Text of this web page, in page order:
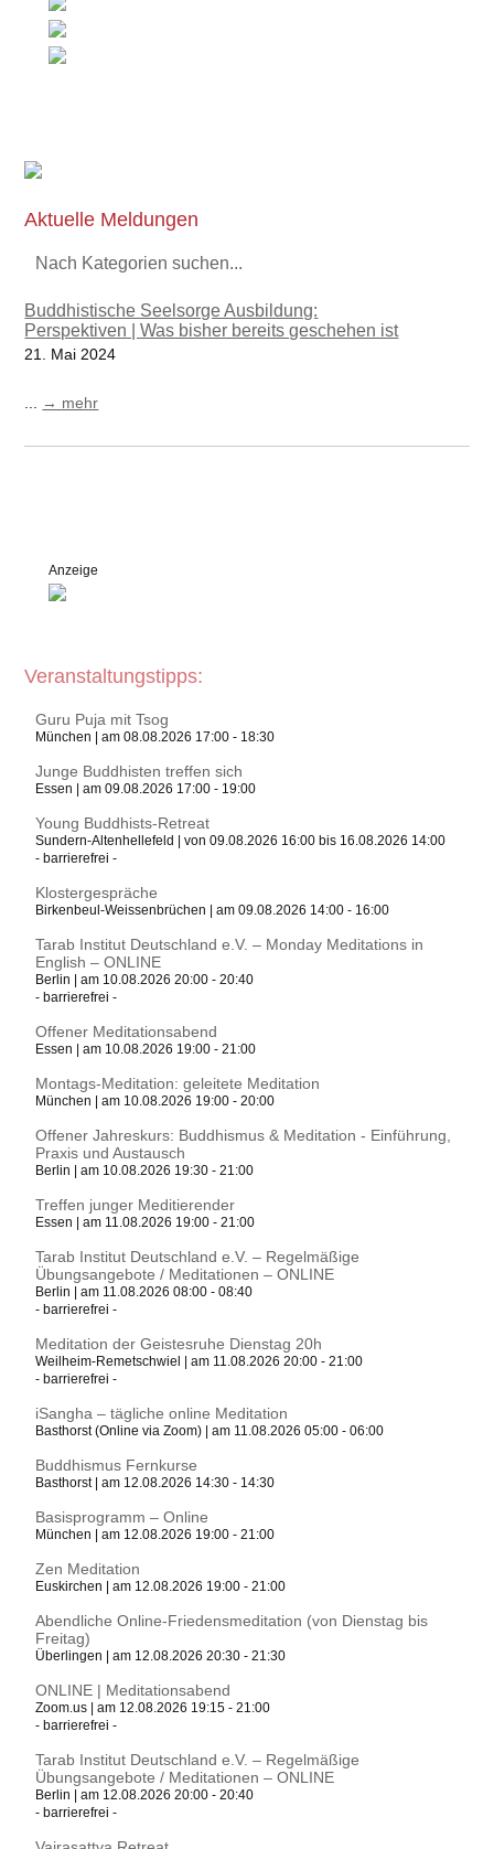
Aktuelle Meldungen
Nach Kategorien suchen...
Buddhistische Seelsorge Ausbildung:
Perspektiven | Was bisher bereits geschehen ist
21. Mai 2024
→ mehr
Anzeige
Veranstaltungstipps:
Guru Puja mit Tsog
München | am 08.08.2026 17:00 - 18:30
Junge Buddhisten treffen sich
Essen | am 09.08.2026 17:00 - 19:00
Young Buddhists-Retreat
Sundern-Altenhellefeld | von 09.08.2026 16:00 bis 16.08.2026 14:00
- barrierefrei -
Klostergespräche
Birkenbeul-Weissenbrüchen | am 09.08.2026 14:00 - 16:00
Tarab Institut Deutschland e.V. – Monday Meditations in
English – ONLINE
Berlin | am 10.08.2026 20:00 - 20:40
- barrierefrei -
Offener Meditationsabend
Essen | am 10.08.2026 19:00 - 21:00
Montags-Meditation: geleitete Meditation
München | am 10.08.2026 19:00 - 20:00
Offener Jahreskurs: Buddhismus & Meditation - Einführung,
Praxis und Austausch
Berlin | am 10.08.2026 19:30 - 21:00
Treffen junger Meditierender
Essen | am 11.08.2026 19:00 - 21:00
Tarab Institut Deutschland e.V. – Regelmäßige
Übungsangebote / Meditationen – ONLINE
Berlin | am 11.08.2026 08:00 - 08:40
- barrierefrei -
Meditation der Geistesruhe Dienstag 20h
Weilheim-Remetschwiel | am 11.08.2026 20:00 - 21:00
- barrierefrei -
iSangha – tägliche online Meditation
Basthorst (Online via Zoom) | am 11.08.2026 05:00 - 06:00
Buddhismus Fernkurse
Basthorst | am 12.08.2026 14:30 - 14:30
Basisprogramm – Online
München | am 12.08.2026 19:00 - 21:00
Zen Meditation
Euskirchen | am 12.08.2026 19:00 - 21:00
Abendliche Online-Friedensmeditation (von Dienstag bis
Freitag)
Überlingen | am 12.08.2026 20:30 - 21:30
ONLINE | Meditationsabend
Zoom.us | am 12.08.2026 19:15 - 21:00
- barrierefrei -
Tarab Institut Deutschland e.V. – Regelmäßige
Übungsangebote / Meditationen – ONLINE
Berlin | am 12.08.2026 20:00 - 20:40
- barrierefrei -